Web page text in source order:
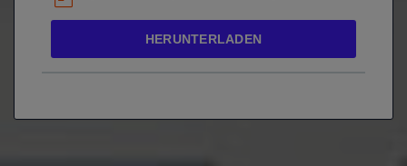
HERUNTERLADEN